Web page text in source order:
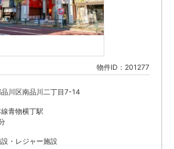
物件ID：201277
川区南品川二丁目7-14
青物横丁駅
・レジャー施設